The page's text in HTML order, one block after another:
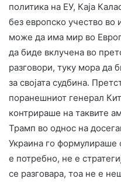
политика на ЕУ, Каја
без европско учество
може да има мир во
да биде вклучена во
разговори, туку мора да
за својата судбина.
поранешниот генерал
контрираше на таквите
Трамп во однос на
Украина го формулираше
е потребно, не е
се разговара, тоа не е